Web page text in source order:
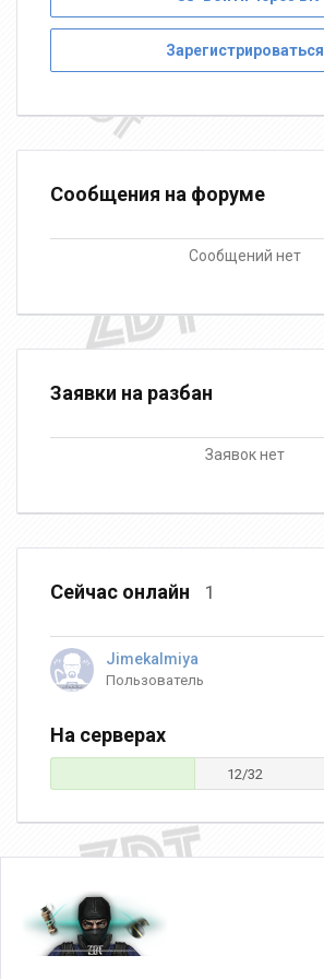
Зарегистрироваться
Сообщения на форуме
Сообщений нет
Заявки на разбан
Заявок нет
Сейчас онлайн 1
Jimekalmiya
Пользователь
На серверах
12/32